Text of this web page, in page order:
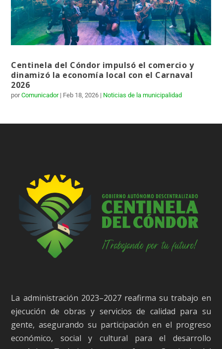
Centinela del Cóndor impulsó el comercio y
dinamizó la economía local con el Carnaval
2026
porComunicador| Feb 18, 2026 | Noticias de la municipalidad
La administración 2023–2027 reafirma su trabajo en
ejecución de obras y servicios de calidad para su
gente, asegurando su participación en el progreso
económico, social y cultural para el desarrollo